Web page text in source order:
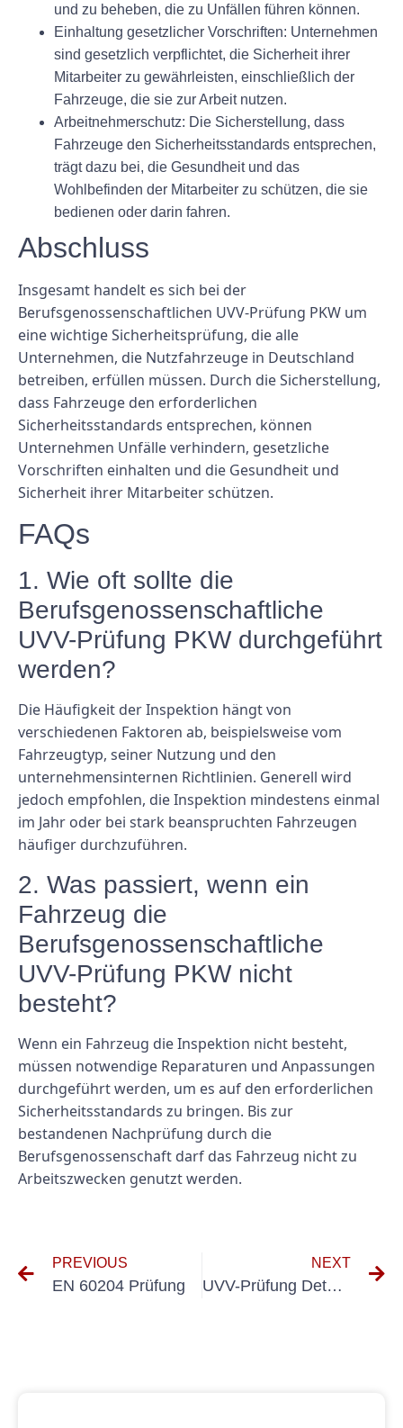
und zu beheben, die zu Unfällen führen können.
Einhaltung gesetzlicher Vorschriften: Unternehmen
sind gesetzlich verpflichtet, die Sicherheit ihrer
Mitarbeiter zu gewährleisten, einschließlich der
Fahrzeuge, die sie zur Arbeit nutzen.
Arbeitnehmerschutz: Die Sicherstellung, dass
Fahrzeuge den Sicherheitsstandards entsprechen,
trägt dazu bei, die Gesundheit und das
Wohlbefinden der Mitarbeiter zu schützen, die sie
bedienen oder darin fahren.
Abschluss
Insgesamt handelt es sich bei der
Berufsgenossenschaftlichen UVV-Prüfung PKW um
eine wichtige Sicherheitsprüfung, die alle
Unternehmen, die Nutzfahrzeuge in Deutschland
betreiben, erfüllen müssen. Durch die Sicherstellung,
dass Fahrzeuge den erforderlichen
Sicherheitsstandards entsprechen, können
Unternehmen Unfälle verhindern, gesetzliche
Vorschriften einhalten und die Gesundheit und
Sicherheit ihrer Mitarbeiter schützen.
FAQs
1. Wie oft sollte die
Berufsgenossenschaftliche
UVV-Prüfung PKW durchgeführt
werden?
Die Häufigkeit der Inspektion hängt von
verschiedenen Faktoren ab, beispielsweise vom
Fahrzeugtyp, seiner Nutzung und den
unternehmensinternen Richtlinien. Generell wird
jedoch empfohlen, die Inspektion mindestens einmal
im Jahr oder bei stark beanspruchten Fahrzeugen
häufiger durchzuführen.
2. Was passiert, wenn ein
Fahrzeug die
Berufsgenossenschaftliche
UVV-Prüfung PKW nicht
besteht?
Wenn ein Fahrzeug die Inspektion nicht besteht,
müssen notwendige Reparaturen und Anpassungen
durchgeführt werden, um es auf den erforderlichen
Sicherheitsstandards zu bringen. Bis zur
bestandenen Nachprüfung durch die
Berufsgenossenschaft darf das Fahrzeug nicht zu
Arbeitszwecken genutzt werden.
PREVIOUS
EN 60204 Prüfung
NEXT
UVV-Prüfung Detmold